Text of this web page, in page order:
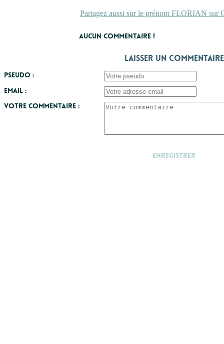
Partagez aussi sur le prénom FLORIAN sur
Aucun commentaire !
Laisser un commentaire
Pseudo :
Email :
Votre commentaire :
Enregistrer